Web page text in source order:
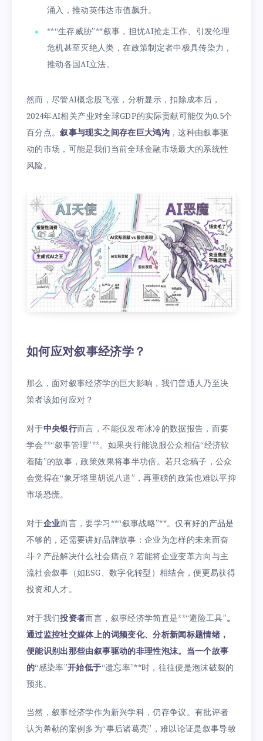
涌入，推动英伟达市值飙升。
**“生存威胁”**叙事，担忧AI抢走工作、引发伦理
危机甚至灭绝人类，在政策制定者中极具传染力，
推动各国AI立法。
然而，尽管AI概念股飞涨，分析显示，扣除成本后，
2024年AI相关产业对全球GDP的实际贡献可能仅为0.5个
百分点。叙事与现实之间存在巨大鸿沟，这种由叙事驱
动的市场，可能是我们当前全球金融市场最大的系统性
风险。
如何应对叙事经济学？
那么，面对叙事经济学的巨大影响，我们普通人乃至决
策者该如何应对？
对于中央银行而言，不能仅发布冰冷的数据报告，而要
学会**“叙事管理”**。如果央行能说服公众相信“经济软
着陆”的故事，政策效果将事半功倍。若只念稿子，公众
会觉得在“象牙塔里胡说八道”，再重磅的政策也难以平抑
市场恐慌。
对于企业而言，要学习**“叙事战略”**。仅有好的产品是
不够的，还需要讲好品牌故事：企业为怎样的未来而奋
斗？产品解决什么社会痛点？若能将企业变革方向与主
流社会叙事（如ESG、数字化转型）相结合，便更易获得
投资和人才。
对于我们投资者而言，叙事经济学简直是**“避险工具”。
通过监控社交媒体上的词频变化、分析新闻标题情绪，
便能识别出那些由叙事驱动的非理性泡沫。当一个故事
的“感染率”开始低于“遗忘率”**时，往往便是泡沫破裂的
预兆。
当然，叙事经济学作为新兴学科，仍存争议。有批评者
认为希勒的案例多为“事后诸葛亮”，难以论证是叙事导致